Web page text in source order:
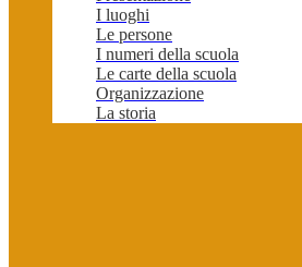
I luoghi
Le persone
I numeri della scuola
Le carte della scuola
Organizzazione
La storia